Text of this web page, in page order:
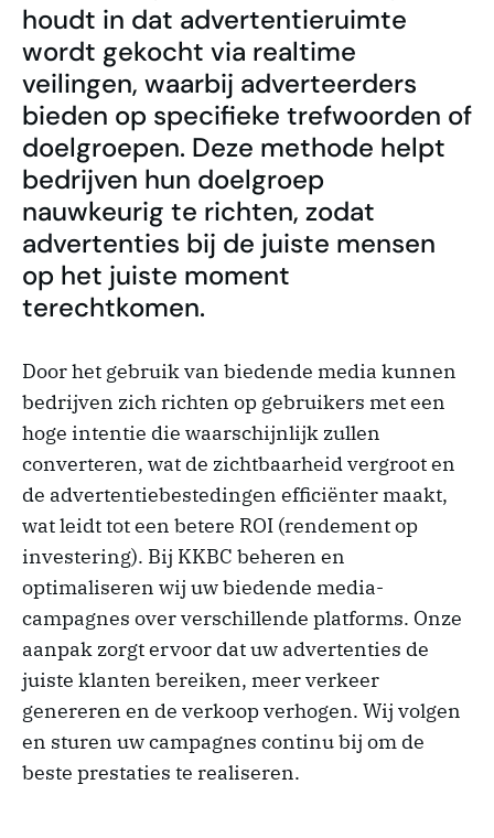
houdt in dat advertentieruimte
wordt gekocht via realtime
veilingen, waarbij adverteerders
bieden op specifieke trefwoorden of
doelgroepen. Deze methode helpt
bedrijven hun doelgroep
nauwkeurig te richten, zodat
advertenties bij de juiste mensen
op het juiste moment
terechtkomen.
Door het gebruik van biedende media kunnen
bedrijven zich richten op gebruikers met een
hoge intentie die waarschijnlijk zullen
converteren, wat de zichtbaarheid vergroot en
de advertentiebestedingen efficiënter maakt,
wat leidt tot een betere ROI (rendement op
investering). Bij KKBC beheren en
optimaliseren wij uw biedende media-
campagnes over verschillende platforms. Onze
aanpak zorgt ervoor dat uw advertenties de
juiste klanten bereiken, meer verkeer
genereren en de verkoop verhogen. Wij volgen
en sturen uw campagnes continu bij om de
beste prestaties te realiseren.